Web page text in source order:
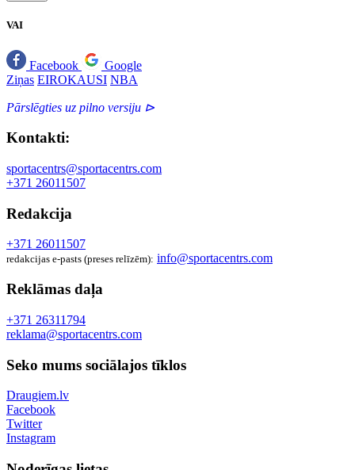
VAI
Facebook
Google
Ziņas EIROKAUSI NBA
Pārslēgties uz pilno versiju ⊳
Kontakti:
sportacentrs@sportacentrs.com
+371 26011507
Redakcija
+371 26011507
redakcijas e-pasts (preses relīzēm): info@sportacentrs.com
Reklāmas daļa
+371 26311794
reklama@sportacentrs.com
Seko mums sociālajos tīklos
Draugiem.lv
Facebook
Twitter
Instagram